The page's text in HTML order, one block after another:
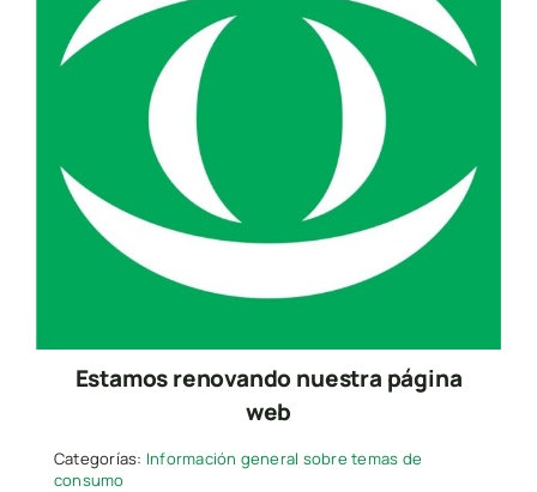
Estamos renovando nuestra página
web
Categorías: Información general sobre temas de
consumo